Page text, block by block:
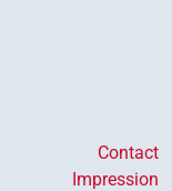
Contact
Impression